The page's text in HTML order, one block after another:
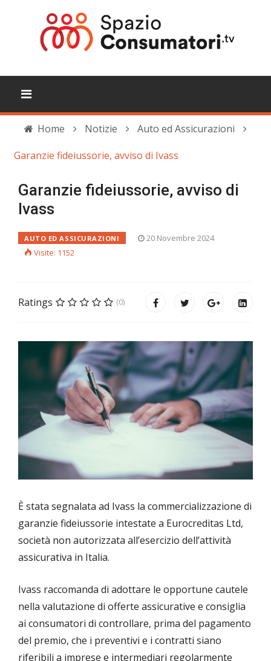
Home Notizie
Auto ed Assicurazioni
Garanzie fideiussorie, avviso di Ivass
Garanzie fideiussorie, avviso di
Ivass
AUTO ED ASSICURAZIONI
20 Novembre 2024
Visite: 1152
Ratings (0)
È stata segnalata ad Ivass la commercializzazione di
garanzie fideiussorie intestate a Eurocreditas Ltd,
società non autorizzata all’esercizio dell’attività
assicurativa in Italia.
Ivass raccomanda di adottare le opportune cautele
nella valutazione di offerte assicurative e consiglia
ai consumatori di controllare, prima del pagamento
del premio, che i preventivi e i contratti siano
riferibili a imprese e intermediari regolarmente